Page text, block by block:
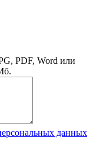
PDF, Word или
данных